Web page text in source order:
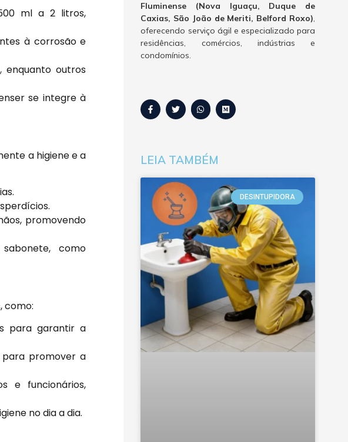
ml a 2 litros,
à corrosão e
enquanto outros
se integre à
a higiene e a
promovendo
como
como:
para garantir a
promover a
e funcionários,
no dia a dia.
Fluminense (Nova Iguaçu, Duque de
Caxias, São João de Meriti, Belford Roxo),
oferecendo serviço ágil e especializado para
residências, comércios, indústrias e
condomínios.
LEIA TAMBÉM
DESINTUPIDORA